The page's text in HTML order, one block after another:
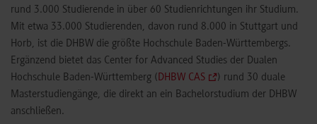
rund 3.000 Studierende in über 60 Studienrichtungen ihr Studium.
Mit etwa 33.000 Studierenden, davon rund 8.000 in Stuttgart und
Horb, ist die DHBW die größte Hochschule Baden-Württembergs.
Ergänzend bietet das Center for Advanced Studies der Dualen
Hochschule Baden-Württemberg (DHBW CAS
) rund 30 duale
Masterstudiengänge, die direkt an ein Bachelorstudium der DHBW
anschließen.